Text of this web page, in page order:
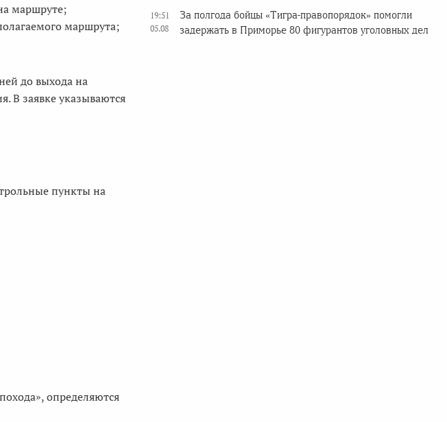
маршруте;
маршрута;
до выхода на
В заявке указываются
пункты на
определяются
19:51
05.08
За полгода бойцы «Тигра-правопорядок» помогли
задержать в Приморье 80 фигурантов уголовных дел